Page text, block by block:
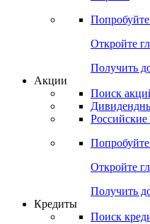
Cbonds
Опросы
Откройте
Получить
Поиск
Откройте